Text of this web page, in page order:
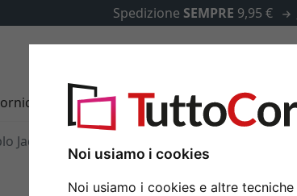
Noi usiamo i cookies
Noi usiamo i cookies e altre
Spedizione SEMPRE 9,95 €
su misura Passepartout Accessori
Jade per 2 foto